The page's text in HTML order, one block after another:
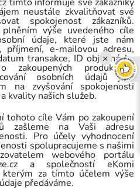
×
neustále zkvalitňovat své
spokojenost zákazníků.
výše uvedeného cíle
údaje, které jste nám
příjmení, e-mailovou adresu,
transakce, ID objednávky
ozakoupených produktech.
osobních údajů je
na zvyšování spokojenosti
kvality našich služeb.
tohoto cíle Vám po zakoupení
zašleme na Vaši adresu
Pro účely vyhodnocení
spolupracujeme s našimi
webového portálu
a společností eKomi
kterým za tímto účelem výše
předáváme.